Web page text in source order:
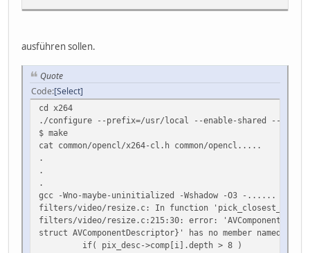
ausführen sollen.
Quote
Code Select
cd x264
./configure --prefix=/usr/local --enable-shared --
$ make
cat common/opencl/x264-cl.h common/opencl.....
.
.
.
gcc -Wno-maybe-uninitialized -Wshadow -O3 -......
filters/video/resize.c: In function
filters/video/resize.c:215:30: error:
struct AVComponentDescriptor}' has no member named
if( pix_desc->comp[i].depth > 8 )